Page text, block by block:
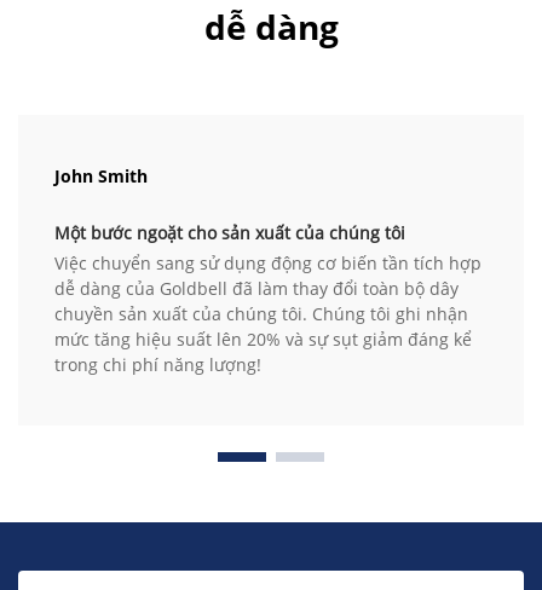
dễ dàng
John Smith
Một bước ngoặt cho sản xuất của chúng tôi
Việc chuyển sang sử dụng động cơ biến tần tích hợp
dễ dàng của Goldbell đã làm thay đổi toàn bộ dây
chuyền sản xuất của chúng tôi. Chúng tôi ghi nhận
mức tăng hiệu suất lên 20% và sự sụt giảm đáng kể
trong chi phí năng lượng!